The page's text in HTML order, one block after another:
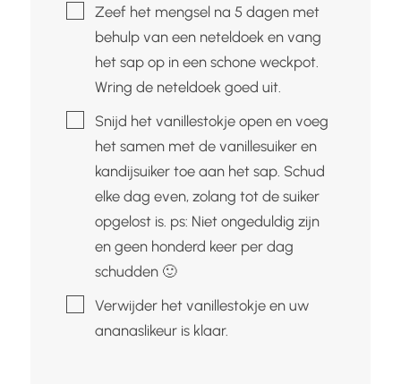
▢
Zeef het mengsel na 5 dagen met
behulp van een neteldoek en vang
het sap op in een schone weckpot.
Wring de neteldoek goed uit.
▢Snijd het vanillestokje open en voeg
het samen met de vanillesuiker en
kandijsuiker toe aan het sap. Schud
elke dag even, zolang tot de suiker
opgelost is. ps: Niet ongeduldig zijn
en geen honderd keer per dag
schudden 🙂
▢Verwijder het vanillestokje en uw
ananaslikeur is klaar.